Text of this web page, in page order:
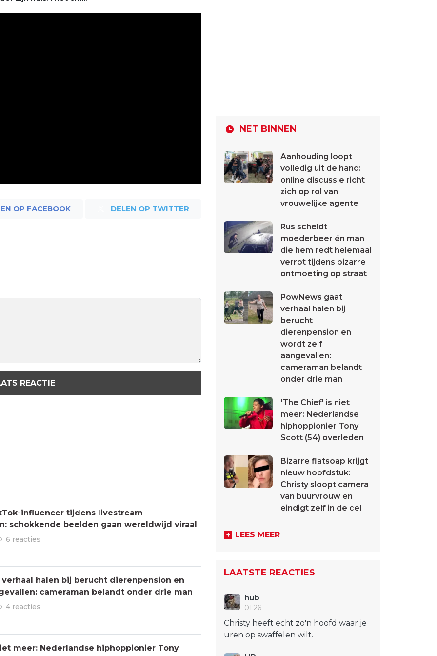
OP FACEBOOK DELEN OP TWITTER
REACTIE
influencer tijdens livestream
schokkende beelden gaan wereldwijd viraal
6 reacties
verhaal halen bij berucht dierenpension en
cameraman belandt onder drie man
4 reacties
meer: Nederlandse hiphoppionier Tony
NET BINNEN
Aanhouding loopt
volledig uit de hand:
online discussie richt
zich op rol van
vrouwelijke agente
Rus scheldt
moederbeer én man
die hem redt helemaal
verrot tijdens bizarre
ontmoeting op straat
PowNews gaat
verhaal halen bij
berucht
dierenpension en
wordt zelf
aangevallen:
cameraman belandt
onder drie man
'The Chief' is niet
meer: Nederlandse
hiphoppionier Tony
Scott (54) overleden
Bizarre flatsoap krijgt
nieuw hoofdstuk:
Christy sloopt camera
van buurvrouw en
eindigt zelf in de cel
LEES MEER
LAATSTE REACTIES
hub
01:26
Christy heeft echt zo'n hoofd waar je
uren op swaffelen wilt.